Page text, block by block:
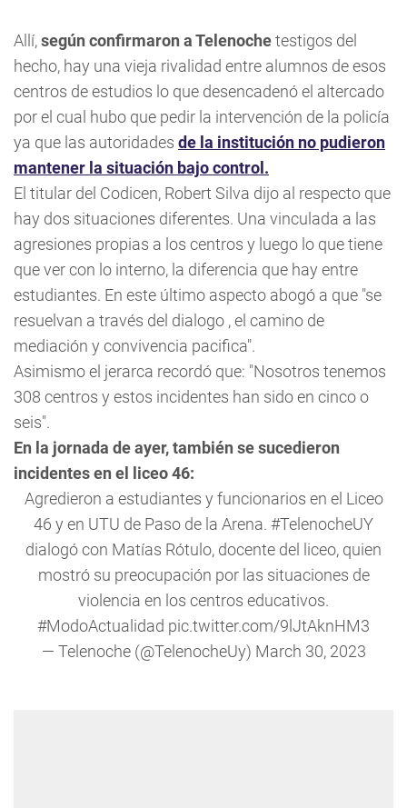
Allí,según confirmaron a Telenochetestigos del
hecho, hay una vieja rivalidad entre alumnos de esos
centros de estudios lo que desencadenó el altercado
por el cual hubo que pedir la intervención de la policía
ya que las autoridades de la institución no pudieron
mantener la situación bajo control.
El titular del Codicen, Robert Silva dijo al respecto que
hay dos situaciones diferentes. Una vinculada a las
agresiones propias a los centros y luego lo que tiene
que ver con lo interno, la diferencia que hay entre
estudiantes. En este último aspecto abogó a que "se
resuelvan a través del dialogo , el camino de
mediación y convivencia pacifica".
Asimismo el jerarca recordó que: "Nosotros tenemos
308 centros y estos incidentes han sido en cinco o
seis".
En la jornada de ayer, también se sucedieron
incidentes en el liceo 46:
Agredieron a estudiantes y funcionarios en el Liceo
46 y en UTU de Paso de la Arena. #TelenocheUY
dialogó con Matías Rótulo, docente del liceo, quien
mostró su preocupación por las situaciones de
violencia en los centros educativos.
#ModoActualidad pic.twitter.com/9lJtAknHM3
— Telenoche (@TelenocheUy) March 30, 2023